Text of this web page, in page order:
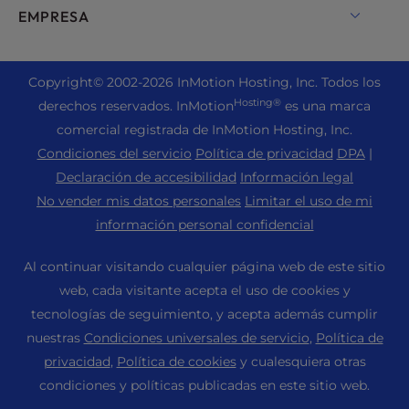
Soluciones de alojamiento para empresas
Alojamiento para revendedores
Revendedor VPS
Correo electrónico profesional
Creador de sitios web WordPress
Alojamiento Joomla
Alojamiento Laravel
Alojamiento Linux
Alojamiento Magento
Alojamiento de servidores Minecraft
Alojamiento PHP
Alojamiento PrestaShop
Alojamiento Ubuntu
WooCommerce
Chat en directo
+44 2045 763722
Asistencia Premier
Centro de asistencia
Recursos
Apoyo comunitario
Soluciones InMotion
Alojamiento gestionado
Migraciones de sitios web
Póngase en contacto con nosotros
EMPRESA
Quiénes somos
Ubicación de los centros de datos
Centro de datos de Los Ángeles
Centro de datos de Ashburn
Blog
Programa de afiliados
Programa de Socios de la Agencia
Recomendar a un amigo
Copyright© 2002-2026 InMotion Hosting, Inc. Todos los
derechos reservados. InMotionHosting® es una marca
comercial registrada de InMotion Hosting, Inc.
Condiciones del servicio Política de privacidad DPA|
Declaración de accesibilidad Información legal
No vender mis datos personales Limitar el uso de mi
información personal confidencial
Al continuar visitando cualquier página web de este sitio
web, cada visitante acepta el uso de cookies y
tecnologías de seguimiento, y acepta además cumplir
nuestras Condiciones universales de servicio, Política de
privacidad, Política de cookiesy cualesquiera otras
condiciones y políticas publicadas en este sitio web.